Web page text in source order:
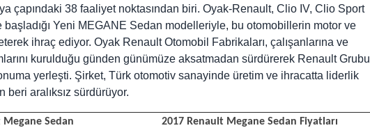
çapındaki 38 faaliyet noktasından biri. Oyak-Renault, Clio IV, Clio Sport
başladığı Yeni MEGANE Sedan modelleriyle, bu otomobillerin motor ve
ihraç ediyor. Oyak Renault Otomobil Fabrikaları, çalışanlarına ve
kurulduğu günden günümüze aksatmadan sürdürerek Renault Grubu
yerleşti. Şirket, Türk otomotiv sanayinde üretim ve ihracatta liderlik
beri aralıksız sürdürüyor.
Sedan
2017 Renault Megane Sedan Fiyatları